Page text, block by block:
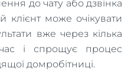
до чату або дзвінка
клієнт може очікувати
вже через кілька
і спрощує процес
домробітниці.